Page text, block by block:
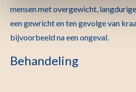
mensen met overgewicht,
een gewricht en ten gevolge van
bijvoorbeeld na een ongeval.
Behandeling